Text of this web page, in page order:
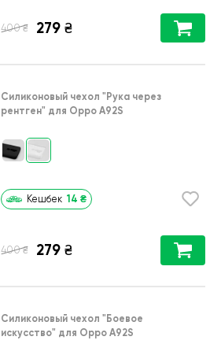
400 ₴ 279 ₴
Силиконовый чехол "Рука через
рентген" для Oppo A92S
Кешбек 14 ₴
400 ₴ 279 ₴
Силиконовый чехол "Боевое
искусство" для Oppo A92S